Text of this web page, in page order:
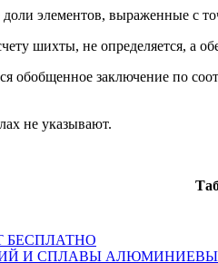
элементов, выраженные с
шихты, не определяется, а
обобщенное заключение по
не указывают.
БЕСПЛАТНО
И СПЛАВЫ